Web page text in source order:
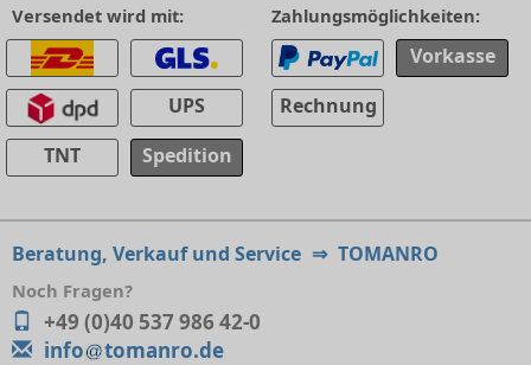
Versendet wird mit:
UPS
TNT
Spedition
Zahlungsmöglichkeiten:
Vorkasse
Rechnung
Beratung, Verkauf und Service ⇒ TOMANRO
Noch Fragen?
+49 (0)40 537 986 42-0
info
tomanro.de